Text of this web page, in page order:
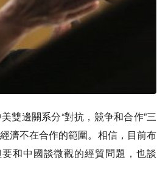
雙邊關系分“對抗，競争和合作”三
濟不在合作的範圍。相信，目前布
和中國談微觀的經貿問題，也談